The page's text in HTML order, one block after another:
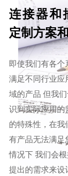
连接器和
定制方案
即使我们有各个
满足不同行业应
域的产品 但我
识到实际应用的
的特殊性，在我
有产品无法满足
情况下 我们会
提出的需求来设